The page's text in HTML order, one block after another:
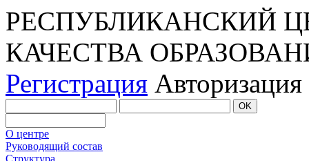
РЕСПУБЛИКАНСКИЙ
КАЧЕСТВА
Регистрация Авторизация
О центре
Руководящий состав
Структура